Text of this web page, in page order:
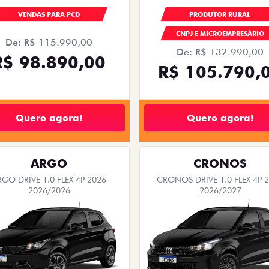
VENDAS PARA PCD
De: R$ 115.990,00
98.890,00
Quero agora!
PRODUTOR RURAL
CNPJ E MICROEMPRESÁRIO
De: R$ 132.990,00
R$
Quero agora!
ARGO
DRIVE 1.0 FLEX 4P 2026
2026/2026
CRONOS
CRONOS DRIVE 1.0 FLEX 4P
2026/2027